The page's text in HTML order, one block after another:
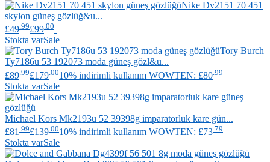
Nike Dv2151 70 451
skylon güneş gözlüğ&u...
£49.99£99.00
Stokta varSale
Tory Burch
Ty7186u 53 192073 moda güneş gözl&u...
£89 .99£179 .0010% indirimli kullanım WOWTEN: £80 .99
Stokta varSale
Michael Kors Mk2193u 52 39398g imparatorluk kare gün...
£81 .99£139 .0010% indirimli kullanım WOWTEN: £73 .79
Stokta varSale